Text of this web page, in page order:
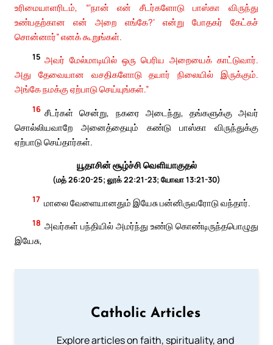
உரிமையாளரிடம், “‘நான் என் சீடர்களோடு பாஸ்கா விருந்து
உண்பதற்கான என் அறை எங்கே?’ என்று போதகர் கேட்கச்
சொன்னார்” எனக் கூறுங்கள்.
15 அவர் மேல்மாடியில் ஒரு பெரிய அறையைக் காட்டுவார்.
அது தேவையான வசதிகளோடு தயார் நிலையில் இருக்கும்.
அங்கே நமக்கு ஏற்பாடு செய்யுங்கள்.”
16 சீடர்கள் சென்று, நகரை அடைந்து, தங்களுக்கு அவர்
சொல்லியவாறே அனைத்தையும் கண்டு பாஸ்கா விருந்துக்கு
ஏற்பாடு செய்தார்கள்.
யூதாசின் சூழ்ச்சி வெளியாகுதல்
(மத் 26:20-25; லூக் 22:21-23; யோவா 13:21-30)
17 மாலை வேளையானதும் இயேசு பன்னிருவரோடு வந்தார்.
18 அவர்கள் பந்தியில் அமர்ந்து உண்டு கொண்டிருந்தபொழுது
இயேசு,
Catholic Articles
Explore articles on faith, spirituality, and